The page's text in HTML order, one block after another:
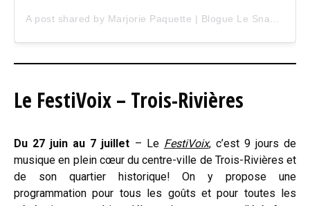
Le FestiVoix – Trois-Rivières
Du 27 juin au 7 juillet – Le FestiVoix, c’est 9 jours de
musique en plein cœur du centre-ville de Trois-Rivières et
de son quartier historique! On y propose une
programmation pour tous les goûts et pour toutes les